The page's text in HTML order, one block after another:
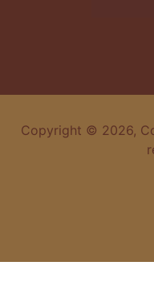
Copyright © 2026,